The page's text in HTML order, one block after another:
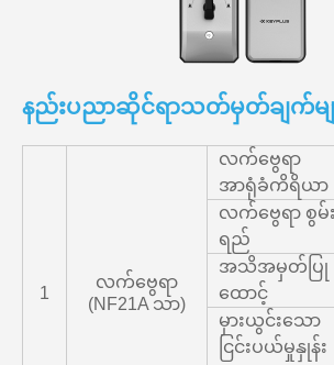
နည်းပညာဆိုင်ရာသတ်မှတ်ချက်မျ
1
လက်ဗွေရာ
(NF21A သာ)
လက်ဗွေရာ
အာရုံခံကိရိယာ
လက်ဗွေရာ စွမ်း
ရည်
အသိအမှတ်ပြု
ထောင့်
မှားယွင်းသော
ငြင်းပယ်မှုနှုန်း